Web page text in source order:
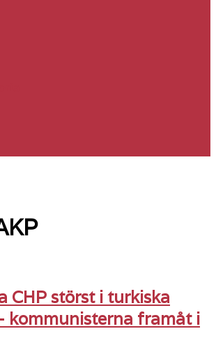
CHP störst i turkiska
kommunisterna framåt i